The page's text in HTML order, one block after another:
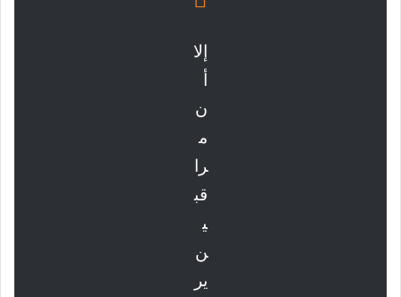
إلا
أ
ن
م
را
قب
ي
ن
ير